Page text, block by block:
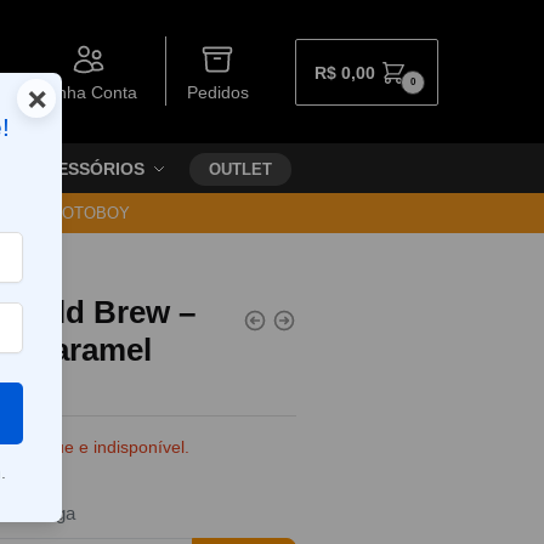
Minha Conta Pedidos
R$ 0,00 0
ACESSÓRIOS OUTLET
VIA MOTOBOY
Cold Brew –
Caramel
estoque e indisponível.
entrega
×